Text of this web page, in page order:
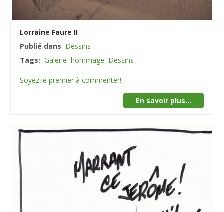
Lorraine Faure II
Publié dans Dessins
Tags: Galerie hommage Dessins
Soyez le premier à commenter!
En savoir plus...